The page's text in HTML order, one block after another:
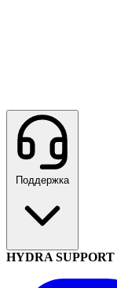
Поддержка
HYDRA SUPPORT